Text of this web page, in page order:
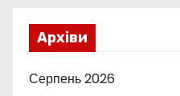
Архіви
Серпень 2026